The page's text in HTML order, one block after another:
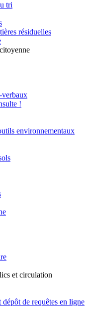
tri
résiduelles
verbaux
!
environnementaux
et circulation
de requêtes en ligne